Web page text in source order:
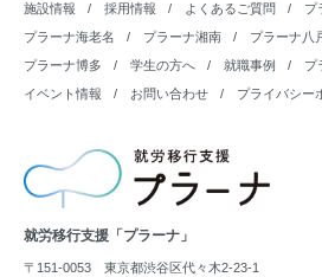
就労移行支援「プラーナ」
〒151-0053 東京都渋谷区代々木2-23-1
施設情報
採用情報 よくあるご質問
プ
プラーナ海老名
プラーナ湘南 プラーナ八
プラーナ博多
学生の方へ 就職事例
プ
イベント情報
お問い合わせ プライバシー